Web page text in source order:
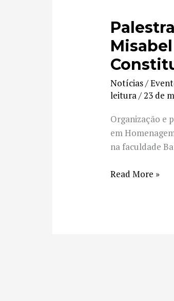
Notícias /
leitura/23 de
Organização e
em
na faculdade
Palestra:
Homenagem
à
profa.
Misabel
Derzi
anos
da
Constituição
Read More »